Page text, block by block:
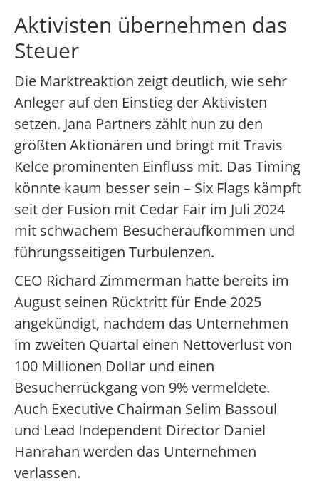
Aktivisten übernehmen das
Steuer
Die Marktreaktion zeigt deutlich, wie sehr
Anleger auf den Einstieg der Aktivisten
setzen. Jana Partners zählt nun zu den
größten Aktionären und bringt mit Travis
Kelce prominenten Einfluss mit. Das Timing
könnte kaum besser sein – Six Flags kämpft
seit der Fusion mit Cedar Fair im Juli 2024
mit schwachem Besucheraufkommen und
führungsseitigen Turbulenzen.
CEO Richard Zimmerman hatte bereits im
August seinen Rücktritt für Ende 2025
angekündigt, nachdem das Unternehmen
im zweiten Quartal einen Nettoverlust von
100 Millionen Dollar und einen
Besucherrückgang von 9% vermeldete.
Auch Executive Chairman Selim Bassoul
und Lead Independent Director Daniel
Hanrahan werden das Unternehmen
verlassen.